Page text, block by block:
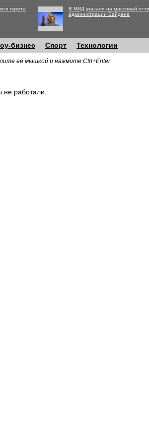
пакета
В МИД указали на массовый
администрации Байдена
бизнес Спорт Технологии
её мышкой и нажмите Ctrl+Enter
работали.